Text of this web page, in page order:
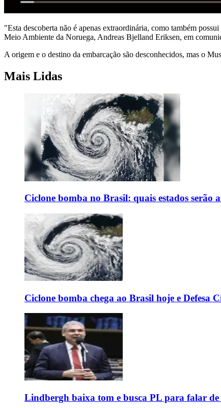
"Esta descoberta não é apenas extraordinária, como também
Meio Ambiente da Noruega, Andreas Bjelland Eriksen, em
A origem e o destino da embarcação são desconhecidos, mas o
Mais Lidas
Ciclone bomba no Brasil: quais estados serão
Ciclone bomba chega ao Brasil hoje e Defesa
Lindbergh baixa tom e busca PL para falar de